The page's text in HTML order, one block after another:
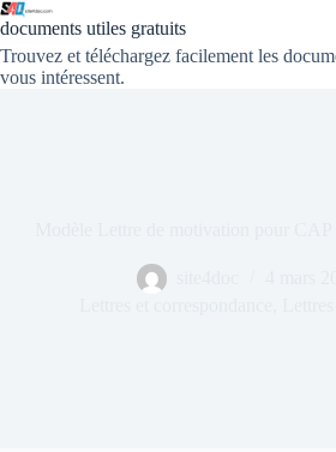
documents utiles gratuits
Trouvez et téléchargez facilement les
vous intéressent.